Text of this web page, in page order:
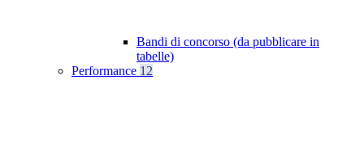
Bandi di concorso (da pubblicare in
tabelle)
Performance 12